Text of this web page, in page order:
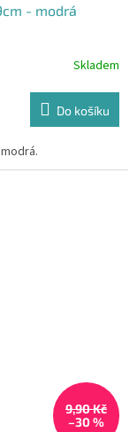
- modrá
Skladem
Do košíku
9,90 Kč
–30 %